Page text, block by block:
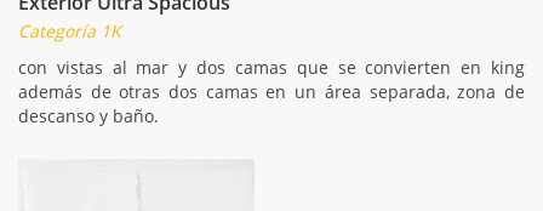
Categoría 1K
con vistas al mar y dos camas que se convierten en king
además de otras dos camas en un área separada, zona de
descanso y baño.